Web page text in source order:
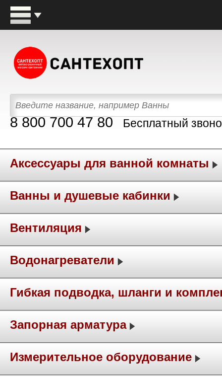
8 800 700 47 80 Бесплатный
Аксессуары для ванной комнаты
Ванны и душевые кабинки
Вентиляция
Водонагреватели
Гибкая подводка, шланги и
Запорная арматура
Измерительное оборудование